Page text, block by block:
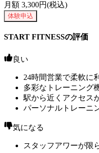
月額 3,300円(税込)
体験申込
START FITNESSの評価
良い
24時間営業で柔軟に
多彩なトレーニング
駅から近くアクセス
パーソナルトレーニ
気になる
スタッフアワーが限